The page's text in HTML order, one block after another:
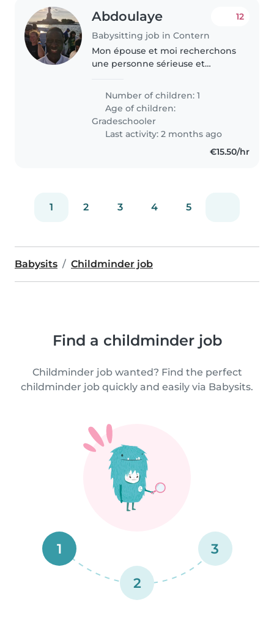
Abdoulaye
Babysitting job in Contern
12
Mon épouse et moi recherchons
une personne sérieuse et
notre fils de 8 ans les mardis et
jeudis. 📍 Il s’agit de le récupérer
à 16h30 à La Cloche d’Or et..
Number of children: 1
Age of children:
Gradeschooler
Last activity: 2 months ago
€15.50/hr
1 2 3 4 5
Babysits Childminder job
Find a childminder job
Childminder job wanted? Find the perfect
childminder job quickly and easily via Babysits.
1
2
3